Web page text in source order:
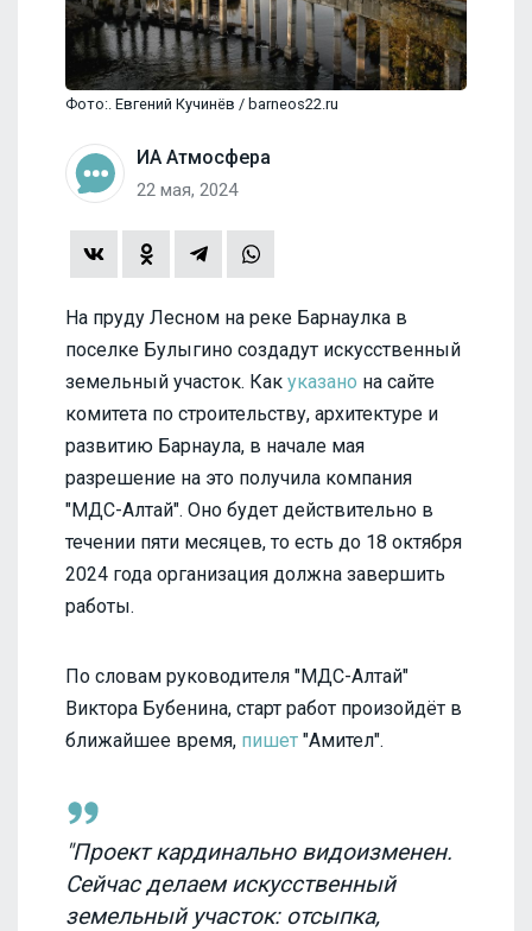
Фото:. Евгений Кучинёв / barneos22.ru
ИА Атмосфера
22 мая, 2024
На пруду Лесном на реке Барнаулка в
поселке Булыгино создадут искусственный
земельный участок. Как указано на сайте
комитета по строительству, архитектуре и
развитию Барнаула, в начале мая
разрешение на это получила компания
"МДС-Алтай". Оно будет действительно в
течении пяти месяцев, то есть до 18 октября
2024 года организация должна завершить
работы.
По словам руководителя "МДС-Алтай"
Виктора Бубенина, старт работ произойдёт в
ближайшее время, пишет "Амител".
"Проект кардинально видоизменен.
Сейчас делаем искусственный
земельный участок: отсыпка,